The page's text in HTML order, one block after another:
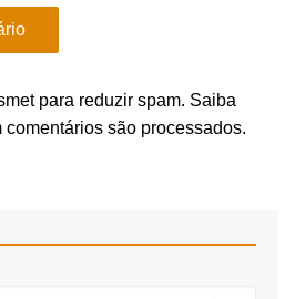
para reduzir spam. Saiba
comentários são processados.